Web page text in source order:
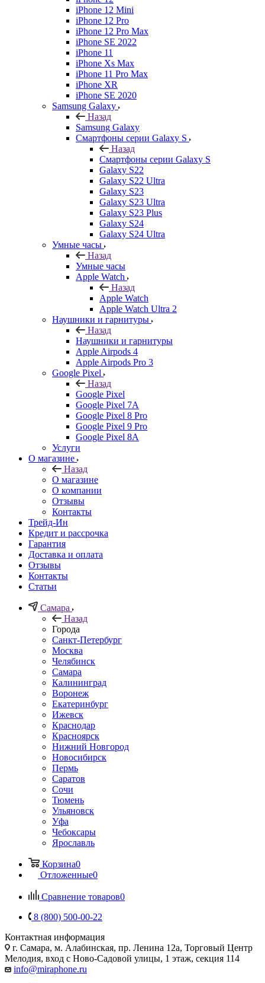
iPhone 12 Mini
iPhone 12 Pro
iPhone 12 Pro Max
iPhone SE 2022
iPhone 11
iPhone Xs Max
iPhone 11 Pro Max
iPhone XR
iPhone SE 2020
Samsung Galaxy
Назад
Samsung Galaxy
Смартфоны серии Galaxy S
Назад
Смартфоны серии Galaxy S
Galaxy S22
Galaxy S22 Ultra
Galaxy S23
Galaxy S23 Ultra
Galaxy S23 Plus
Galaxy S24
Galaxy S24 Ultra
Умные часы
Назад
Умные часы
Apple Watch
Назад
Apple Watch
Apple Watch Ultra 2
Наушники и гарнитуры
Назад
Наушники и гарнитуры
Apple Airpods 4
Apple Airpods Pro 3
Google Pixel
Назад
Google Pixel
Google Pixel 7А
Google Pixel 8 Pro
Google Pixel 9 Pro
Google Pixel 8A
Услуги
О магазине
Назад
О магазине
О компании
Отзывы
Контакты
Трейд-Ин
Кредит и рассрочка
Гарантия
Доставка и оплата
Отзывы
Контакты
Статьи
Самара
Назад
Города
Санкт-Петербург
Москва
Челябинск
Самара
Калининград
Воронеж
Екатеринбург
Ижевск
Краснодар
Красноярск
Нижний Новгород
Новосибирск
Пермь
Саратов
Сочи
Тюмень
Ульяновск
Уфа
Чебоксары
Ярославль
Корзина0
Отложенные0
Сравнение товаров0
8 (800) 500-00-22
Контактная информация
г. Самара, м. Алабинская, пр. Ленина 12а, Торговый Центр
Мелодия, вход с Ново-Садовой улицы, 1 этаж, секция 114
info@miraphone.ru